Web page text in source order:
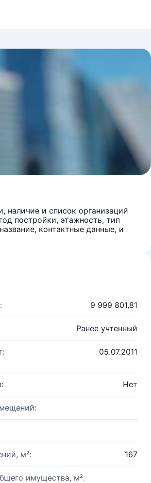
и список организаций
постройки, этажность, тип
контактные данные, и
9 999 801,81
Ранее учтенный
05.07.2011
Нет
м²: 167
имущества, м²: